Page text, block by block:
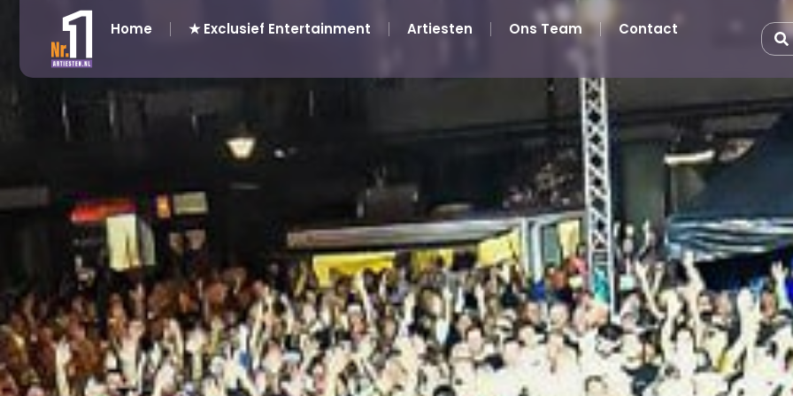
Home ★ Exclusief Entertainment Artiesten Ons Team Contact